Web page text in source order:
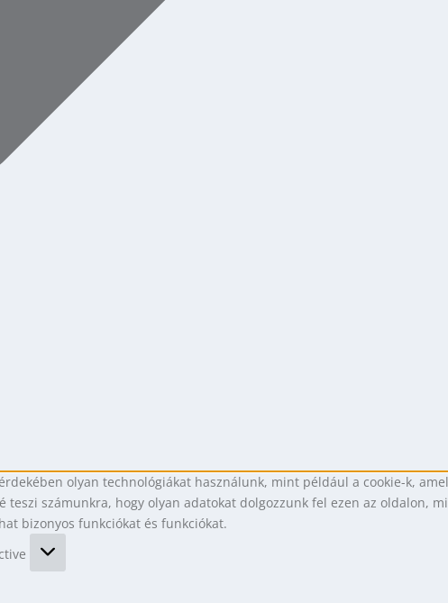
olyan technológiákat használunk, mint például a cookie-k,
számunkra, hogy olyan adatokat dolgozzunk fel ezen az oldalon,
bizonyos funkciókat és funkciókat.